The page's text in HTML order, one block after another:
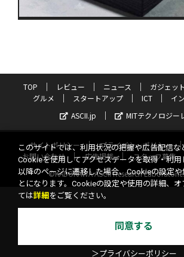
TOP レビュー ニュース ガジェット
グルメ
スタートアップ ICT
イ
ASCII.jp
MITテクノロジー
サイトポリシー プライバシーポリシー
お問い合わせ
広告掲載 スタッフ募集
©KADOKAWA ASCII Research
このサイトでは、利用状況の把握や広告配信な
Cookieを使用してアクセスデータを取得・利用
以降のページに遷移した場合、Cookieの設定や
とになります。Cookieの設定や使用の詳細、
ては詳細 をご覧ください。
同意する
＞プライバシーポリシー